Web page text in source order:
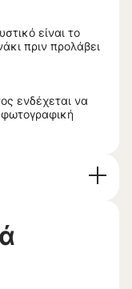
είναι το
πριν προλάβει
ενδέχεται να